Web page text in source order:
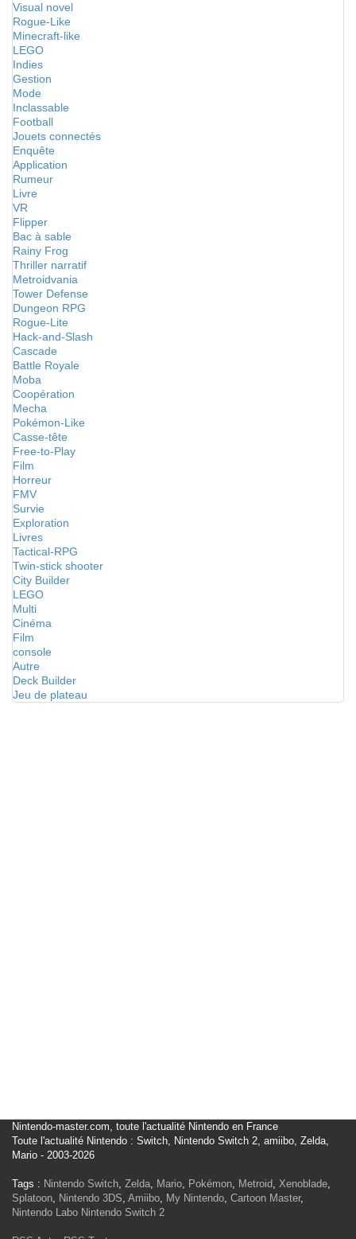
Visual novel
Rogue-Like
Minecraft-like
LEGO
Indies
Gestion
Mode
Inclassable
Football
Jouets connectés
Enquête
Application
Rumeur
Livre
VR
Flipper
Bac à sable
Rainy Frog
Thriller narratif
Metroidvania
Tower Defense
Dungeon RPG
Rogue-Lite
Hack-and-Slash
Cascade
Battle Royale
Moba
Coopération
Mecha
Pokémon-Like
Casse-tête
Free-to-Play
Film
Horreur
FMV
Survie
Exploration
Livres
Tactical-RPG
Twin-stick shooter
City Builder
LEGO
Multi
Cinéma
Film
console
Autre
Deck Builder
Jeu de plateau
Nintendo-master.com, toute l'actualité Nintendo en France
Toute l'actualité Nintendo : Switch, Nintendo Switch 2, amiibo, Zelda,
Mario - 2003-2026
Tags : Nintendo Switch, Zelda, Mario, Pokémon, Metroid, Xenoblade,
Splatoon, Nintendo 3DS, Amiibo, My Nintendo, Cartoon Master,
Nintendo Labo Nintendo Switch 2